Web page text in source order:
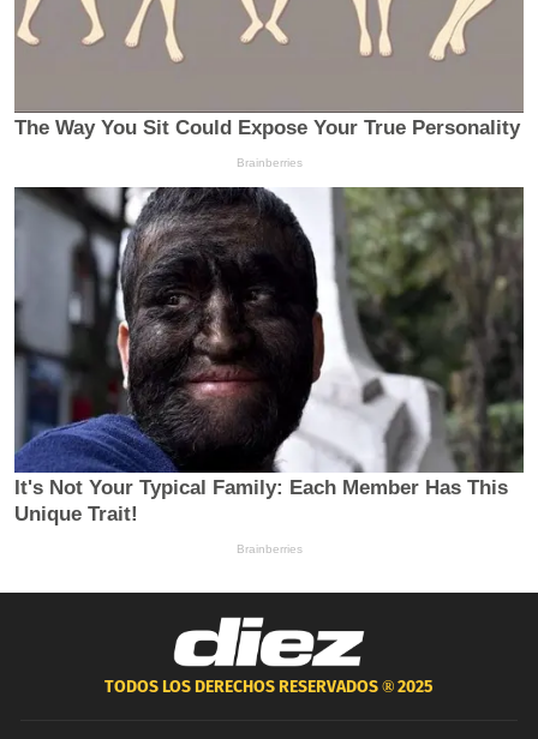
TODOS LOS DERECHOS RESERVADOS ®2025